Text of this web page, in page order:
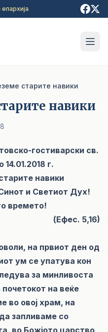
старите навики
навики
гостиварски св.
г.
навики
и Светиот Дух!
времето!
(Ефес. 5,16)
на првиот ден од
ум се упатува кон
за минливоста
на веќе
во овој храм, на
запливаме со
во Божјото царство,